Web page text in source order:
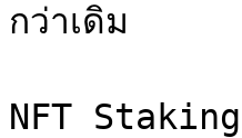
กว่าเดิม
NFT